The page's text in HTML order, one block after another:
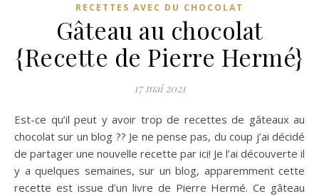
RECETTES AVEC DU CHOCOLAT
Gâteau au chocolat
{Recette de Pierre Hermé}
17 mai 2021
Est-ce qu’il peut y avoir trop de recettes de gâteaux au
chocolat sur un blog ?? Je ne pense pas, du coup j’ai décidé
de partager une nouvelle recette par ici! Je l’ai découverte il
y a quelques semaines, sur un blog, apparemment cette
recette est issue d’un livre de Pierre Hermé. Ce gâteau